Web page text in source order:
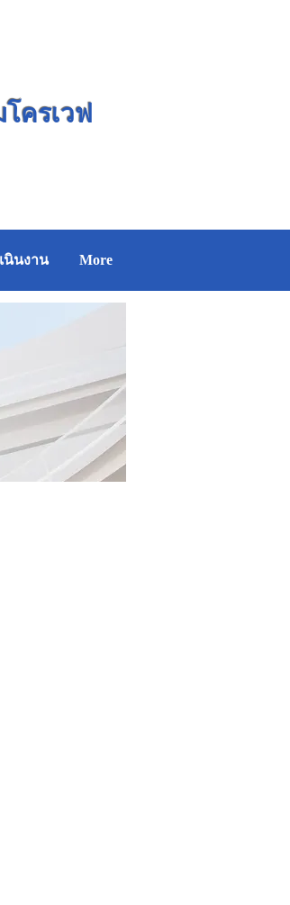
ครเวฟ
นินงาน More